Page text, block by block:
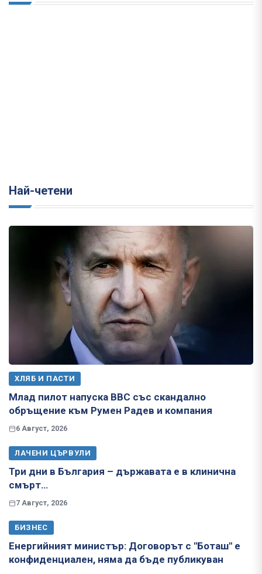
Най-четени
ХЛЯБ И ПАСТИ
Млад пилот напуска ВВС със скандално
обръщение към Румен Радев и компания
6 Август, 2026
ЛАЧЕНИ ЦЪРВУЛИ
Три дни в България – държавата е в клинична
смърт…
7 Август, 2026
БИЗНЕС
Енергийният министър: Договорът с "Боташ" е
конфиденциален, няма да бъде публикуван